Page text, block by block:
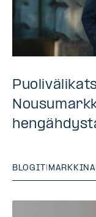
BLOGIT | MARKKINA